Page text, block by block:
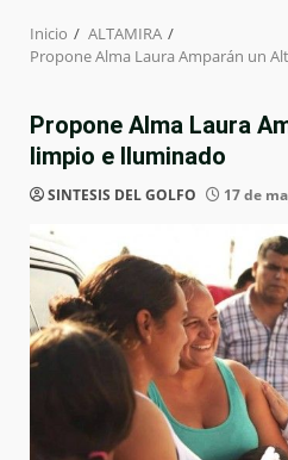
Inicio
ALTAMIRA
Propone Alma Laura Amparán un
Propone Alma Laura
limpio e Iluminado
SINTESIS DEL GOLFO 17 de